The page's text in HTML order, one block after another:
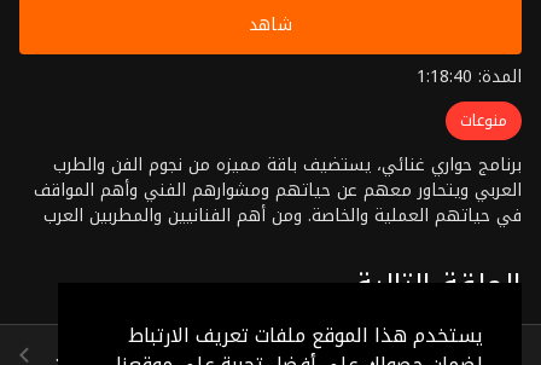
يستخدم هذا الموقع ملفات تعريف الارتباط
شاهد
المدة: 1:18:40
منوعات
برنامج حواري غنائي، يستضيف باقة مميزه من نجوم الفن والطرب
العربي ويتحاور معهم عن حياتهم ومشوارهم الفني وأهم المواقف
في حياتهم العملية والخاصة. ومن أهم الفنانيين والمطربين العرب
وليد توفيق، فردوس عبد الحميد، محمد منير، عبد المنعم مدبولي،
علي عبد الستار، سعاد محمد، جوليا بطرس. تقديم: مروان صوٌاف
الحلقة التالية
داليدا رحمه، أحمد دوغان ، كرم مطاوع، هدى سلطان ، صفوان بهلوان ، نهاد فتوح ، محمد وهيب